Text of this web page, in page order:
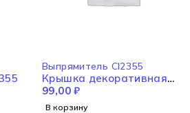
Выпрямитель CI2355
Крышка декоративная
CI2355
99,00₽
В корзину